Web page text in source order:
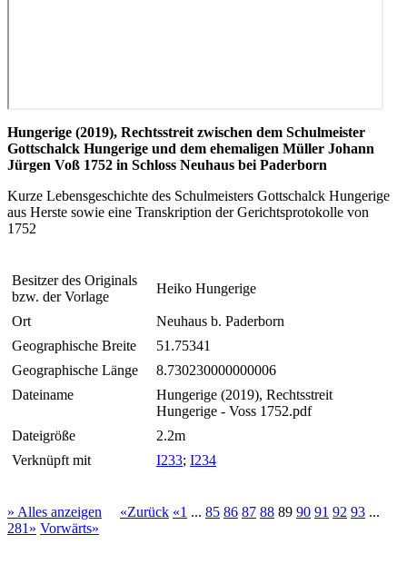
Hungerige (2019), Rechtsstreit zwischen dem Schulmeister
Gottschalck Hungerige und dem ehemaligen Müller Johann
Jürgen Voß 1752 in Schloss Neuhaus bei Paderborn
Kurze Lebensgeschichte des Schulmeisters Gottschalck Hungerige
aus Herste sowie eine Transkription der Gerichtsprotokolle von
1752
Besitzer des Originals
bzw. der Vorlage
Heiko Hungerige
Ort
Neuhaus b. Paderborn
Geographische Breite
51.75341
Geographische Länge
8.730230000000006
Dateiname
Hungerige (2019), Rechtsstreit
Hungerige - Voss 1752.pdf
Dateigröße
2.2m
Verknüpft mit
I233; I234
» Alles anzeigen «Zurück «1 ... 85 86 87 88 89 90 91 92 93 ...
281» Vorwärts»